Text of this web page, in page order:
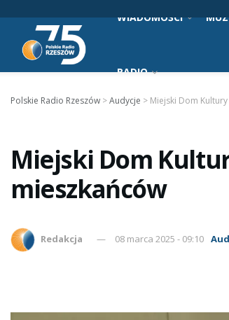
WIADOMOŚCI
RADIO
Polskie Radio Rzeszów >Audycje > Miejski Dom
Miejski Dom
mieszkańców
Redakcja 08 marca 2025 - 09:10